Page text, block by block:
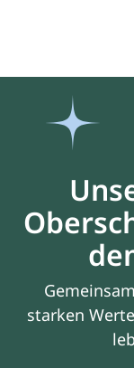
starken